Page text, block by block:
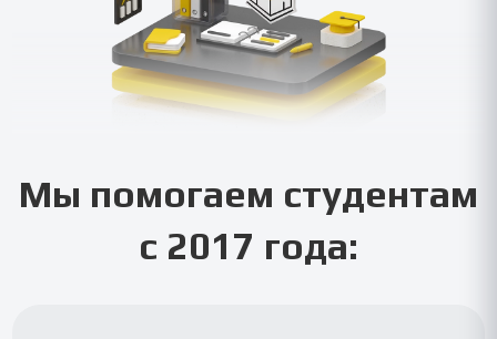
Мы помогаем студентам
с 2017 года: